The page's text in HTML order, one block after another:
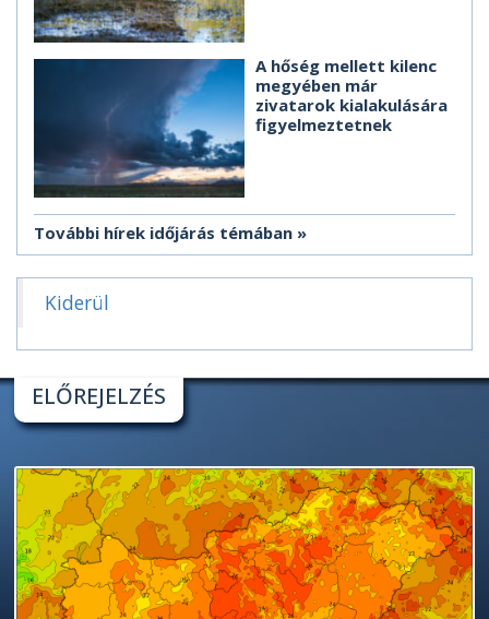
A hőség mellett kilenc
megyében már
zivatarok kialakulására
figyelmeztetnek
További hírek időjárás témában
Kiderül
ELŐREJELZÉS